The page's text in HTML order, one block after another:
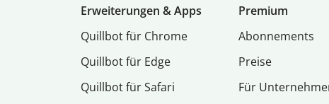
Erweiterungen & Apps
Quillbot für Chrome
Quillbot für Edge
Quillbot für Safari
Premium
Abon­ne­ments
Preise
Für